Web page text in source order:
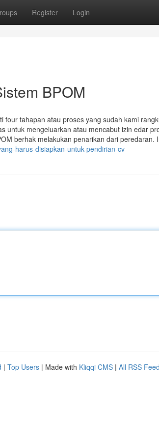
Register Login
BPOM
tahapan atau proses yang sudah kami
untuk mengeluarkan atau mencabut izin edar
berhak melakukan penarikan dari peredaran.
harus-disiapkan-untuk-pendirian-cv
| Top Users | Made with Kliqqi CMS | All RSS